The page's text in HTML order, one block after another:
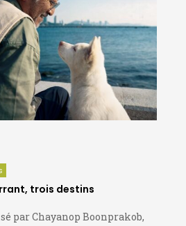
trois destins
par Chayanop Boonprakob,